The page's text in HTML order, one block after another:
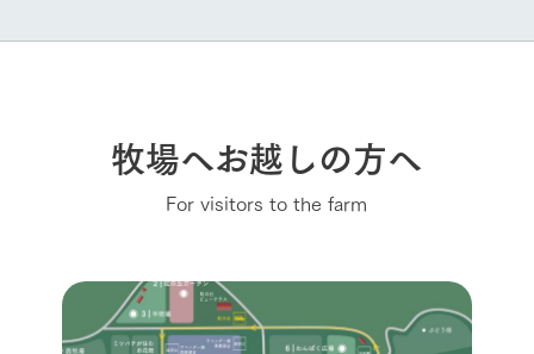
牧場へお越しの方へ
For visitors to the farm